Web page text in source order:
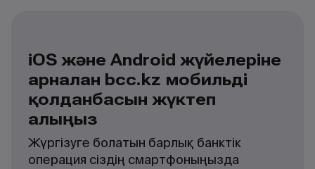
iOS және Android жүйелеріне
арналған bcc.kz мобильді
қолданбасын жүктеп
алыңыз
Жүргізуге болатын барлық банктік
операция сіздің смартфоныңызда